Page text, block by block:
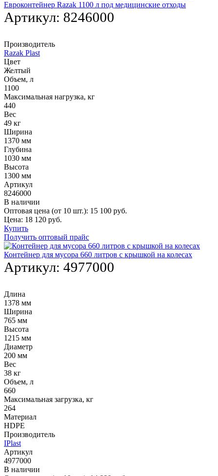
Евроконтейнер Razak 1100 л под медицинские отходы
Артикул: 8246000
Производитель
Razak Plast
Цвет
Желтый
Объем, л
1100
Максимальная нагрузка, кг
440
Вес
49 кг
Ширина
1370 мм
Глубина
1030 мм
Высота
1300 мм
Артикул
8246000
В наличии
Оптовая цена (от 10 шт.): 15 100 руб.
Цена: 18 120 руб.
Купить
Получить оптовый прайс
Контейнер для мусора 660 литров с крышкой на колесах
Артикул: 4977000
Длина
1378 мм
Ширина
765 мм
Высота
1215 мм
Диаметр
200 мм
Вес
38 кг
Объем, л
660
Максимальная загрузка, кг
264
Материал
HDPE
Производитель
IPlast
Артикул
4977000
В наличии